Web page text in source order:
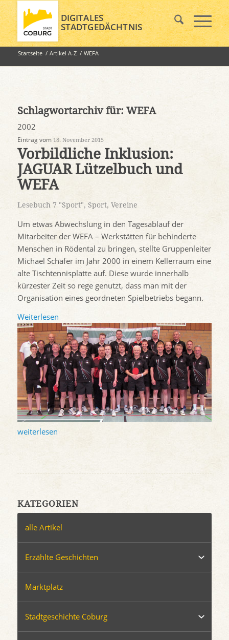
DIGITALES
STADTGEDÄCHTNIS
Startseite / Artikel A-Z / WEFA
Schlagwortarchiv für: WEFA
2002
Eintrag vom 18. November 2015
Vorbildliche Inklusion:
JAGUAR Lützelbuch und
WEFA
Lesebuch 7 "Sport", Sport, Vereine
Um etwas Abwechslung in den Tagesablauf der
Mitarbeiter der WEFA – Werkstätten für behinderte
Menschen in Rödental zu bringen, stellte Gruppenleiter
Michael Schäfer im Jahr 2000 in einem Kellerraum eine
alte Tischtennisplatte auf. Diese wurde innerhalb
kürzester Zeit so rege genutzt, dass man mit der
Organisation eines geordneten Spielbetriebs begann.
Weiterlesen
weiterlesen
KATEGORIEN
alle Artikel
Erzählte Geschichten
Marktplatz
Stadtgeschichte Coburg